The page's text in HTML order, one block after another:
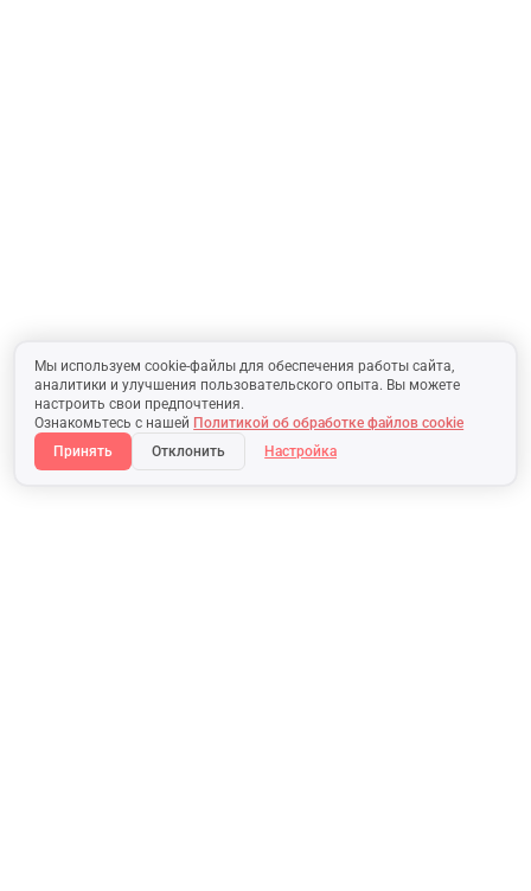
Мы используем cookie-файлы для обеспечения работы сайта,
аналитики и улучшения пользовательского опыта. Вы можете
настроить свои предпочтения.
Ознакомьтесь с нашей Политикой об обработке файлов cookie
Принять
Отклонить Настройка